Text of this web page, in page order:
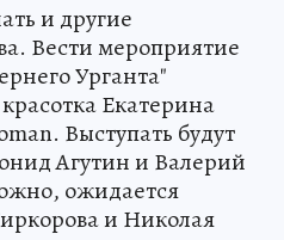
и другие
Вести мероприятие
Урганта"
Екатерина
Выступать будут
Агутин и Валерий
ожидается
и Николая